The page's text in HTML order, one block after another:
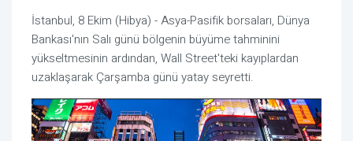
İstanbul, 8 Ekim (Hibya) - Asya-Pasifik borsaları, Dünya
Bankası'nın Salı günü bölgenin büyüme tahminini
yükseltmesinin ardından, Wall Street'teki kayıplardan
uzaklaşarak Çarşamba günü yatay seyretti.